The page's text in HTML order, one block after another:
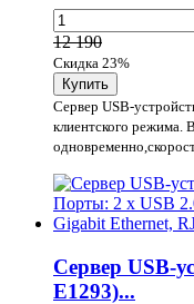
12 190
Скидка 23%
Сервер USB-
клиентского режима.
Сервер USB-
E1293)...